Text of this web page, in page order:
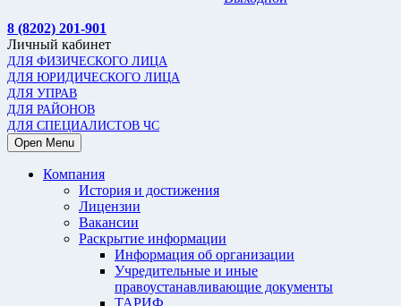
8 (8202) 201-901
Личный кабинет
ДЛЯ ФИЗИЧЕСКОГО ЛИЦА
ДЛЯ ЮРИДИЧЕСКОГО ЛИЦА
ДЛЯ УПРАВ
ДЛЯ РАЙОНОВ
ДЛЯ СПЕЦИАЛИСТОВ ЧС
Open Menu
Компания
История и достижения
Лицензии
Вакансии
Раскрытие информации
Информация об организации
Учредительные и иные
правоустанавливающие документы
ТАРИФ